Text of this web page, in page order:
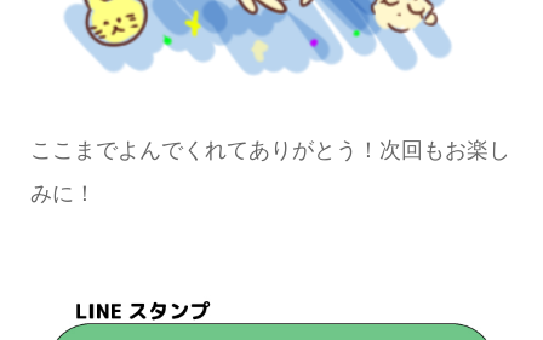
ここまでよんでくれてありがとう！次回もお楽し
みに！